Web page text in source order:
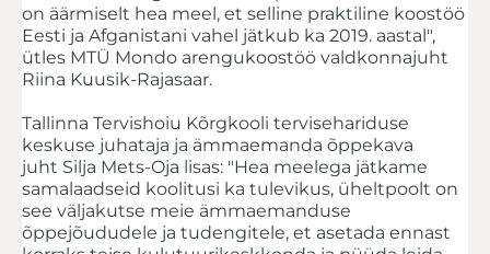
on äärmiselt hea meel, et selline praktiline koostöö
Eesti ja Afganistani vahel jätkub ka 2019. aastal",
ütles MTÜ Mondo arengukoostöö valdkonnajuht
Riina Kuusik-Rajasaar.
Tallinna Tervishoiu Kõrgkooli tervisehariduse
keskuse juhataja ja ämmaemanda õppekava
juht Silja Mets-Oja lisas: "Hea meelega jätkame
samalaadseid koolitusi ka tulevikus, üheltpoolt on
see väljakutse meie ämmaemanduse
õppejõududele ja tudengitele, et asetada ennast